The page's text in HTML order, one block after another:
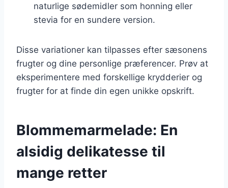
naturlige sødemidler som honning eller
stevia for en sundere version.
Disse variationer kan tilpasses efter sæsonens
frugter og dine personlige præferencer. Prøv at
eksperimentere med forskellige krydderier og
frugter for at finde din egen unikke opskrift.
Blommemarmelade: En
alsidig delikatesse til
mange retter